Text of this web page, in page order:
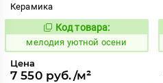
Керамика
966940
Код товара:
мелодия уютной осени
Цена
7 550 руб./м²